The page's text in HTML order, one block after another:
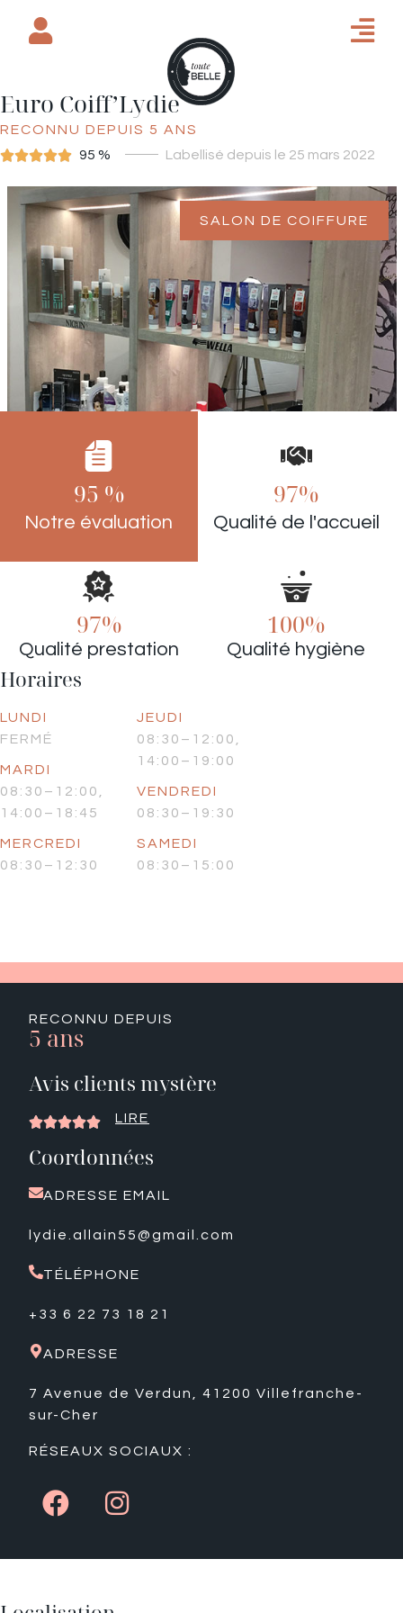
Euro Coiff’Lydie
RECONNU DEPUIS 5 ANS
 95 % Labellisé depuis le 25 mars 2022
SALON DE COIFFURE
95 %
Notre évaluation
97%
Qualité de l'accueil
97%
Qualité prestation
100%
Qualité hygiène
Horaires
LUNDI
FERMÉ
MARDI
08:30–12:00,
14:00–18:45
MERCREDI
08:30–12:30
JEUDI
08:30–12:00,
14:00–19:00
VENDREDI
08:30–19:30
SAMEDI
08:30–15:00
RECONNU DEPUIS
5 ans
Avis clients mystère
 LIRE
Coordonnées
ADRESSE EMAIL
lydie.allain55@gmail.com
TÉLÉPHONE
+33 6 22 73 18 21
ADRESSE
7 Avenue de Verdun, 41200 Villefranche-
sur-Cher
RÉSEAUX SOCIAUX :